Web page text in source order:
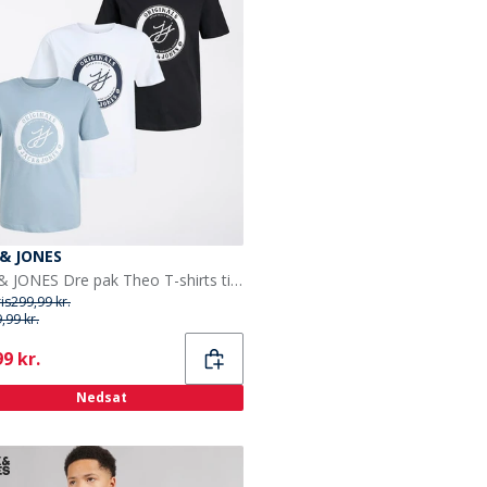
JONES
JACK & JONES Dre pak Theo T-shirts til Drenge Multi
299,99 kr.
kr.
kr.
Nedsat